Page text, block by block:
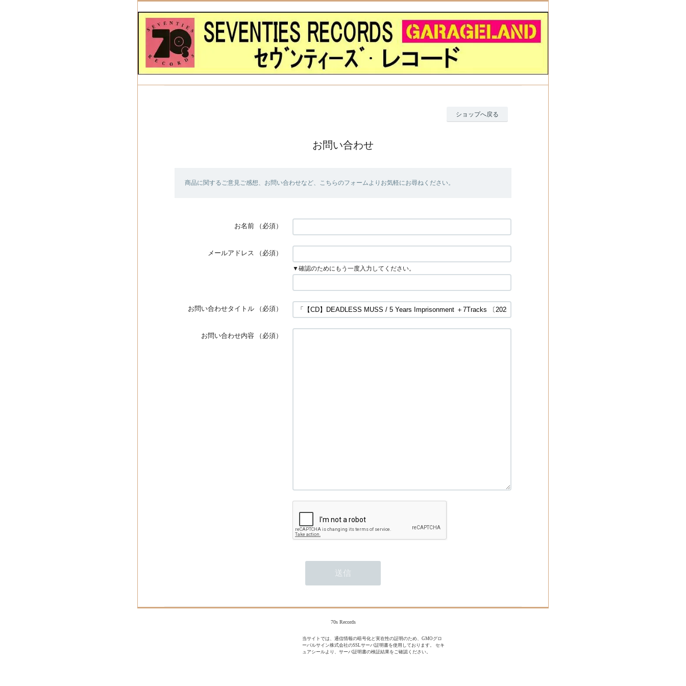
ショップへ戻る
お問い合わせ
商品に関するご意見ご感想、お問い合わせなど、こちらのフォームよりお気軽にお尋ねください。
お名前 （必須）
メールアドレス （必須）
▼確認のためにもう一度入力してください。
お問い合わせタイトル （必須）
お問い合わせ内容 （必須）
70s Records
当サイトでは、通信情報の暗号化と実在性の証明のため、GMOグロ
ーバルサイン株式会社のSSLサーバ証明書を使用しております。 セキ
ュアシールより、サーバ証明書の検証結果をご確認ください。